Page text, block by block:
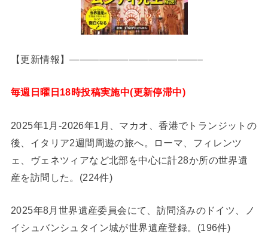
【更新情報】—————————————–
毎週日曜日18時投稿実施中(更新停滞中)
2025年1月-2026年1月、マカオ、香港でトランジットの
後、イタリア2週間周遊の旅へ。ローマ、フィレンツ
ェ、ヴェネツィアなど北部を中心に計28か所の世界遺
産を訪問した。(224件)
2025年8月世界遺産委員会にて、訪問済みのドイツ、ノ
イシュバンシュタイン城が世界遺産登録。(196件)